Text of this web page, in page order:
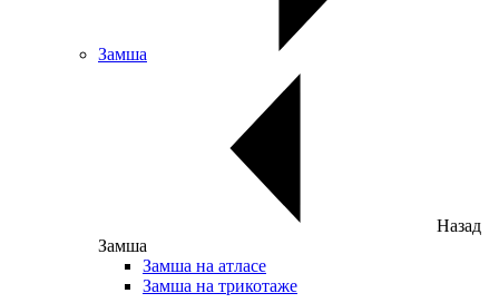
Замша
Назад
Замша
Замша на атласе
Замша на трикотаже